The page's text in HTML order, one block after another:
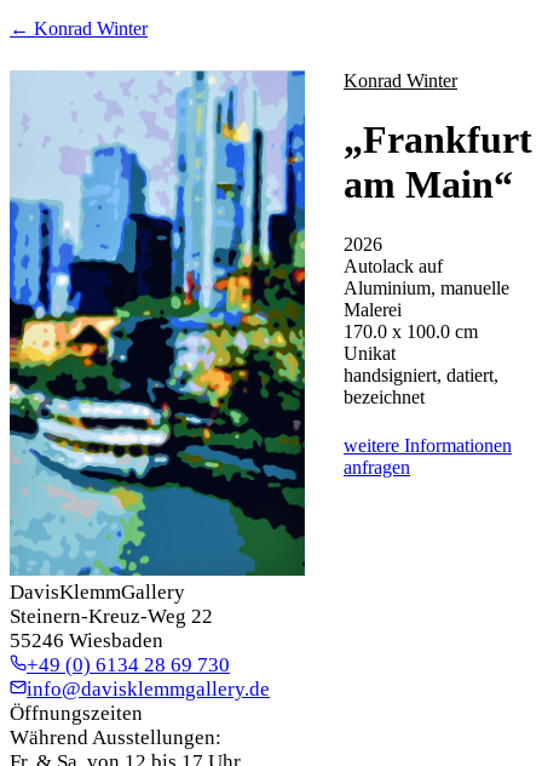
← Konrad Winter
Konrad Winter
„Frankfurt
am Main“
2026
Autolack auf
Aluminium, manuelle
Malerei
170.0 x 100.0 cm
Unikat
handsigniert, datiert,
bezeichnet
weitere Informationen
anfragen
DavisKlemmGallery
Steinern-Kreuz-Weg 22
55246 Wiesbaden
+49 (0) 6134 28 69 730
info@davisklemmgallery.de
Öffnungszeiten
Während Ausstellungen:
Fr. & Sa. von 12 bis 17 Uhr